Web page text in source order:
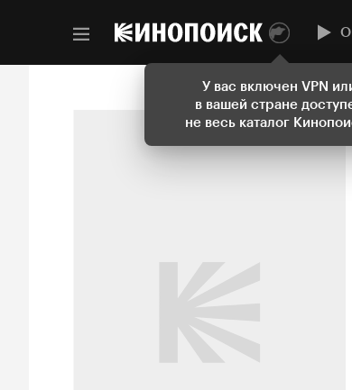
У вас включен VPN
в вашей стране
не весь каталог